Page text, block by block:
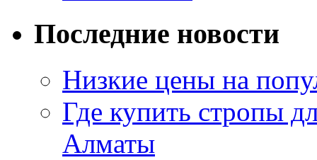
Последние новости
Низкие цены на
Где купить стропы
Алматы